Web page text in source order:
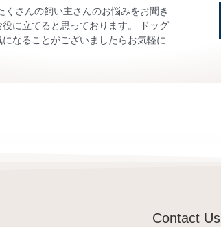
さんの飼い主さんのお悩みをお聞き
に立てると思っております。 ドッグ
なることがございましたらお気軽に
Contact Us